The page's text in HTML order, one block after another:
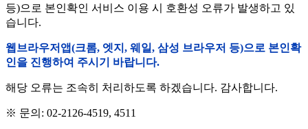
등)으로 본인확인 서비스 이용 시 호환성 오류가 발생하고 있
습니다.
웹브라우저앱(크롬, 엣지, 웨일, 삼성 브라우저 등)으로 본인확
인을 진행하여 주시기 바랍니다.
해당 오류는 조속히 처리하도록 하겠습니다. 감사합니다.
※ 문의: 02-2126-4519, 4511